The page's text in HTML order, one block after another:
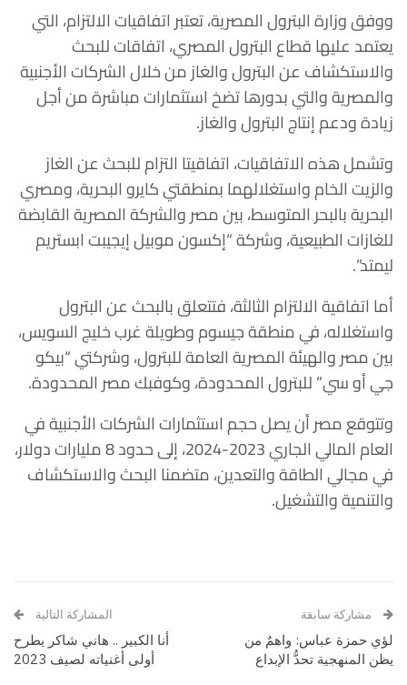
ووفق وزارة البترول المصرية، تعتبر اتفاقيات الالتزام، التي
يعتمد عليها قطاع البترول المصري، اتفاقات للبحث
والاستكشاف عن البترول والغاز من خلال الشركات الأجنبية
والمصرية والتي بدورها تضخ استثمارات مباشرة من أجل
زيادة ودعم إنتاج البترول والغاز.
وتشمل هذه الاتفاقيات، اتفاقيتا التزام للبحث عن الغاز
والزيت الخام واستغلالهما بمنطقتي كايرو البحرية، ومصري
البحرية بالبحر المتوسط، بين مصر والشركة المصرية القابضة
للغازات الطبيعية، وشركة “إكسون موبيل إيجيبت ابستريم
ليمتد”.
أما اتفاقية الالتزام الثالثة، فتتعلق بالبحث عن البترول
واستغلاله، في منطقة جيسوم وطويلة غرب خليج السويس،
بين مصر والهيئة المصرية العامة للبترول، وشركتي “بيكو
جي أو سي” للبترول المحدودة، وكوفبك مصر المحدودة.
وتتوقع مصر أن يصل حجم استثمارات الشركات الأجنبية في
العام المالي الجاري 2023-2024، إلى حدود 8 مليارات دولار،
في مجالي الطاقة والتعدين، متضمنا البحث والاستكشاف
والتنمية والتشغيل.
مشاركة سابقة
لؤي حمزة عباس: واهمٌ من
يظن المنهجية تحدُّ الإبداع
المشاركة التالية
أنا الكبير .. هاني شاكر يطرح
أولى أغنياته لصيف 2023